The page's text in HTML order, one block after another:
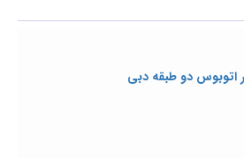
اتوبوس دو طبقه دبی